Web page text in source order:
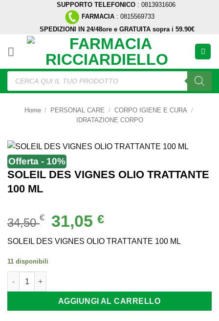
SUPPORTO TELEFONICO : 0813931606
FARMACIA : 0815569733
SPEDIZIONI IN 24/48ore e GRATUITA sopra i 59.90€
Ricerca
prodotti
Home / PERSONAL CARE / CORPO IGIENE E CURA /
IDRATAZIONE CORPO
Offerta - 10%
SOLEIL DES VIGNES OLIO TRATTANTE
100 ML
34,50€
Il
prezzo
originale
31,05€Il
attuale
SOLEIL DES VIGNES OLIO TRATTANTE 100 ML
11 disponibili
SOLEIL DES VIGNES OLIO TRATTANTE 100 ML quantità
AGGIUNGI AL CARRELLO